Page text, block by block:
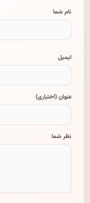
نام شما
ایمیل
عنوان (اختیاری)
نظر شما